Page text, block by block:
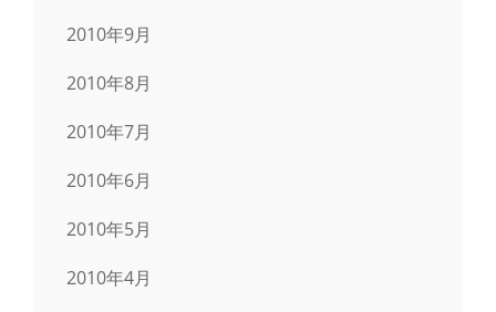
2010年9月
2010年8月
2010年7月
2010年6月
2010年5月
2010年4月